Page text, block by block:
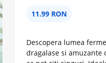
11.99 RON
Descopera lumea
dragalase si